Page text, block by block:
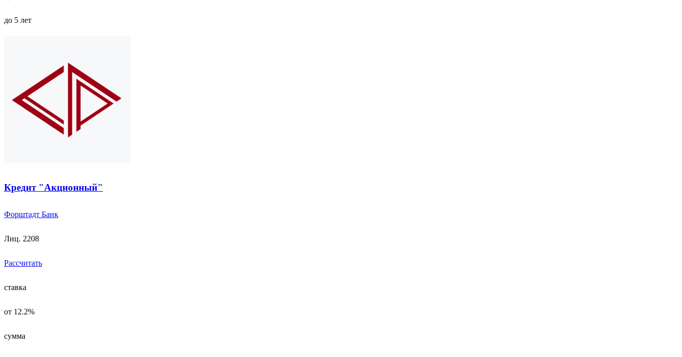
до 5 лет
Кредит "Акционный"
Форштадт Банк
Лиц. 2208
Рассчитать
ставка
от 12.2%
сумма